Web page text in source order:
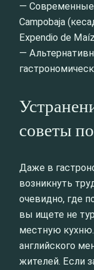
— Современные
Campobaja
Expendio de Maíz
—
советы
Даже в
возникнуть
очевидно, где
вы ищете не
местную
английского
жителей. Если